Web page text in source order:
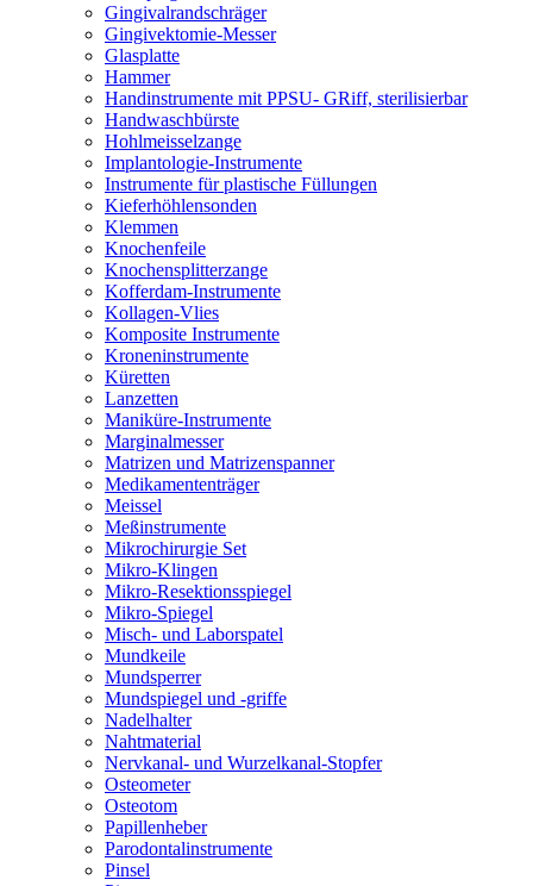
Gingivalrandschräger
Gingivektomie-Messer
Glasplatte
Hammer
Handinstrumente mit PPSU- GRiff, sterilisierbar
Handwaschbürste
Hohlmeisselzange
Implantologie-Instrumente
Instrumente für plastische Füllungen
Kieferhöhlensonden
Klemmen
Knochenfeile
Knochensplitterzange
Kofferdam-Instrumente
Kollagen-Vlies
Komposite Instrumente
Kroneninstrumente
Küretten
Lanzetten
Maniküre-Instrumente
Marginalmesser
Matrizen und Matrizenspanner
Medikamententräger
Meissel
Meßinstrumente
Mikrochirurgie Set
Mikro-Klingen
Mikro-Resektionsspiegel
Mikro-Spiegel
Misch- und Laborspatel
Mundkeile
Mundsperrer
Mundspiegel und -griffe
Nadelhalter
Nahtmaterial
Nervkanal- und Wurzelkanal-Stopfer
Osteometer
Osteotom
Papillenheber
Parodontalinstrumente
Pinsel